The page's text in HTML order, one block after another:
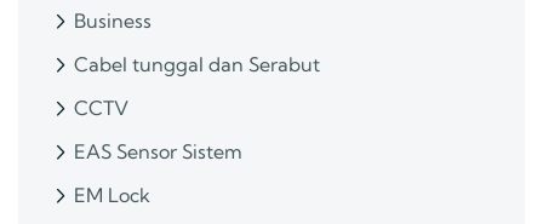
Business
Cabel tunggal dan Serabut
CCTV
EAS Sensor Sistem
EM Lock